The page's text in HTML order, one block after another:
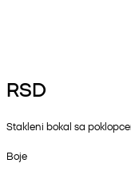
RSD
Stakleni bokal sa
Boje